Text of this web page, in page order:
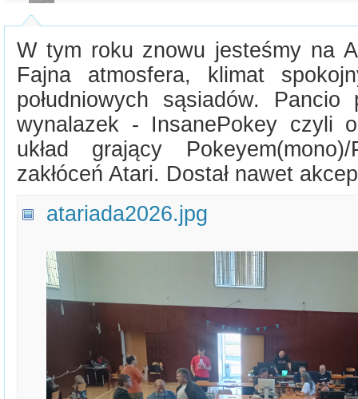
W tym roku znowu jesteśmy na
Fajna atmosfera, klimat
południowych sąsiadów.
wynalazek - InsanePokey czyli
układ grający
zakłóceń Atari. Dostał nawet
atariada2026.jpg